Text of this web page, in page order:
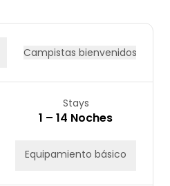
Campistas bienvenidos
Stays
1 – 14 Noches
Equipamiento básico